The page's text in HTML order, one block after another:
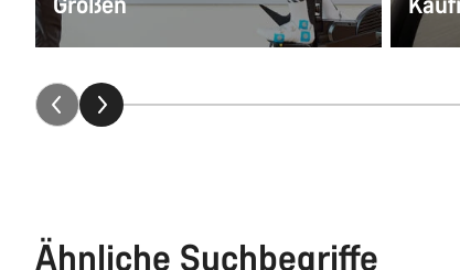
Ähnliche Suchbegriffe